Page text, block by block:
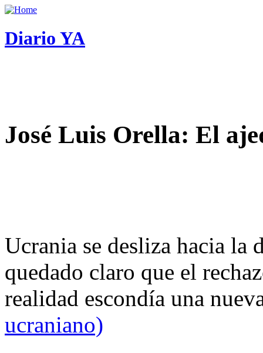
Diario YA
José Luis Orella: El
Ucrania se desliza hacia
quedado claro que el
realidad escondía una
ucraniano)